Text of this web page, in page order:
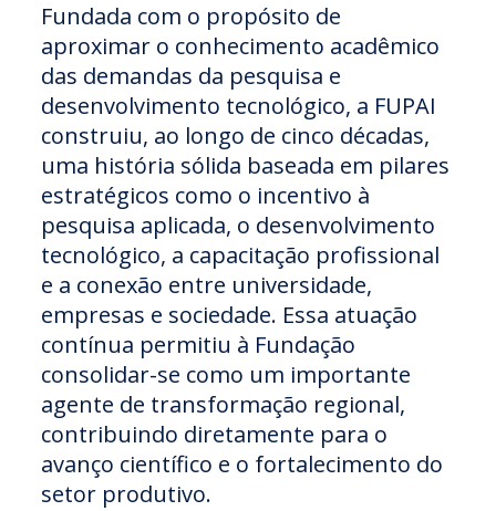
Fundada com o propósito de
aproximar o conhecimento acadêmico
das demandas da pesquisa e
desenvolvimento tecnológico, a FUPAI
construiu, ao longo de cinco décadas,
uma história sólida baseada em pilares
estratégicos como o incentivo à
pesquisa aplicada, o desenvolvimento
tecnológico, a capacitação profissional
e a conexão entre universidade,
empresas e sociedade. Essa atuação
contínua permitiu à Fundação
consolidar-se como um importante
agente de transformação regional,
contribuindo diretamente para o
avanço científico e o fortalecimento do
setor produtivo.